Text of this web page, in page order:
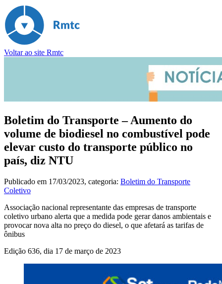
Voltar ao site Rmtc
Boletim do Transporte – Aumento do
volume de biodiesel no combustível pode
elevar custo do transporte público no
país, diz NTU
Publicado em 17/03/2023, categoria: Boletim do Transporte
Coletivo
Associação nacional representante das empresas de transporte
coletivo urbano alerta que a medida pode gerar danos ambientais e
provocar nova alta no preço do diesel, o que afetará as tarifas de
ônibus
Edição 636, dia 17 de março de 2023